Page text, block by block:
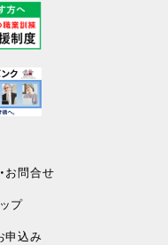
お問合せ
プ
申込み